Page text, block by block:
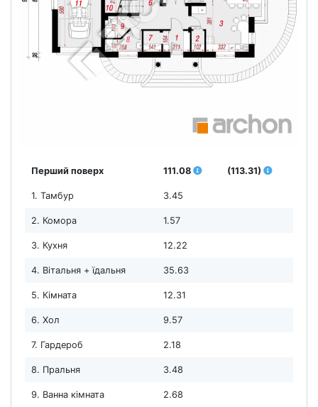
Перший поверх 111.08 (113.31)
1. Тамбур 3.45
2. Комора 1.57
3. Кухня 12.22
4. Вітальня + їдальня 35.63
5. Кімната 12.31
6. Хол 9.57
7. Гардероб 2.18
8. Пральня 3.48
9. Ванна кімната 2.68